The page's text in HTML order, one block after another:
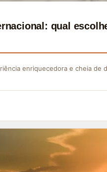
qual
enriquecedora e cheia de